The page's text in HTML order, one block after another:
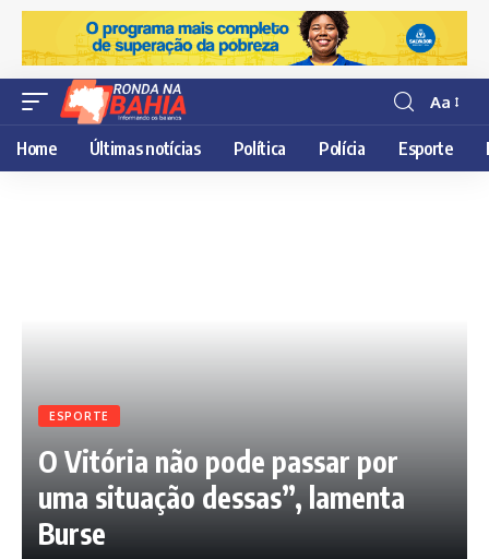
Resisor
de
fonte
Aa
Home Últimas notícias Política Polícia Esporte
ESPORTE
O Vitória não pode passar por
uma situação dessas”, lamenta
Burse